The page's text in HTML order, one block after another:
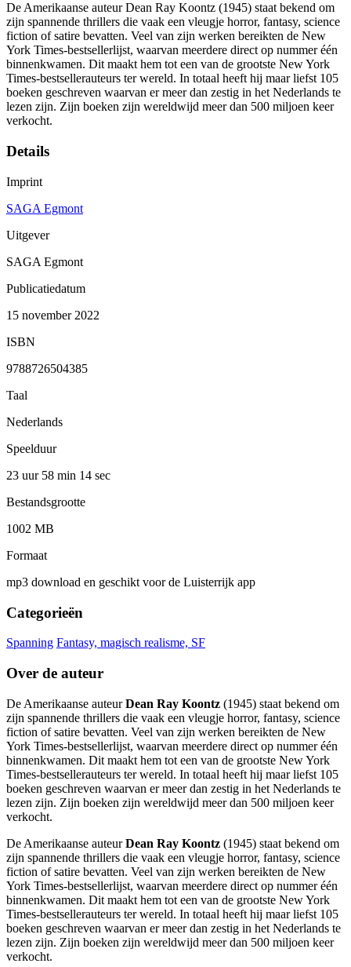
De Amerikaanse auteur Dean Ray Koontz (1945) staat bekend om
zijn spannende thrillers die vaak een vleugje horror, fantasy, science
fiction of satire bevatten. Veel van zijn werken bereikten de New
York Times-bestsellerlijst, waarvan meerdere direct op nummer één
binnenkwamen. Dit maakt hem tot een van de grootste New York
Times-bestsellerauteurs ter wereld. In totaal heeft hij maar liefst 105
boeken geschreven waarvan er meer dan zestig in het Nederlands te
lezen zijn. Zijn boeken zijn wereldwijd meer dan 500 miljoen keer
verkocht.
Details
Imprint
SAGA Egmont
Uitgever
SAGA Egmont
Publicatiedatum
15 november 2022
ISBN
9788726504385
Taal
Nederlands
Speelduur
23 uur 58 min 14 sec
Bestandsgrootte
1002 MB
Formaat
mp3 download en geschikt voor de Luisterrijk app
Categorieën
Spanning Fantasy, magisch realisme, SF
Over de auteur
De Amerikaanse auteurDean Ray Koontz (1945) staat bekend om
zijn spannende thrillers die vaak een vleugje horror, fantasy, science
fiction of satire bevatten. Veel van zijn werken bereikten de New
York Times-bestsellerlijst, waarvan meerdere direct op nummer één
binnenkwamen. Dit maakt hem tot een van de grootste New York
Times-bestsellerauteurs ter wereld. In totaal heeft hij maar liefst 105
boeken geschreven waarvan er meer dan zestig in het Nederlands te
lezen zijn. Zijn boeken zijn wereldwijd meer dan 500 miljoen keer
verkocht.
De Amerikaanse auteurDean Ray Koontz (1945) staat bekend om
zijn spannende thrillers die vaak een vleugje horror, fantasy, science
fiction of satire bevatten. Veel van zijn werken bereikten de New
York Times-bestsellerlijst, waarvan meerdere direct op nummer één
binnenkwamen. Dit maakt hem tot een van de grootste New York
Times-bestsellerauteurs ter wereld. In totaal heeft hij maar liefst 105
boeken geschreven waarvan er meer dan zestig in het Nederlands te
lezen zijn. Zijn boeken zijn wereldwijd meer dan 500 miljoen keer
verkocht.